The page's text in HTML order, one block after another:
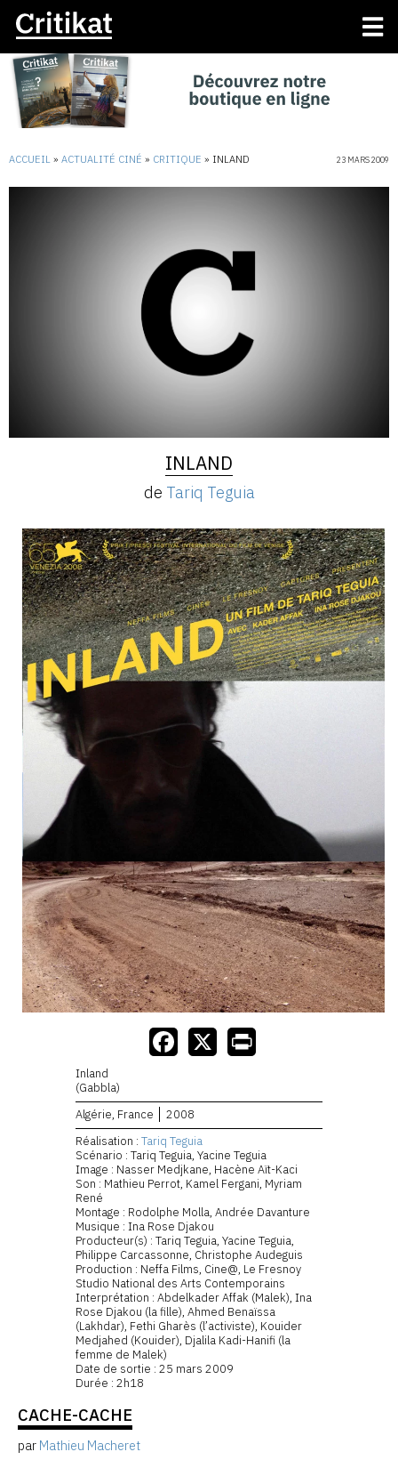
ACCUEIL » ACTUALITÉ CINÉ » CRITIQUE » INLAND 23 MARS 2009
INLAND
de Tariq Teguia
Inland
(Gabbla)
Algérie, France
2008
Réalisation : Tariq Teguia
Scénario : Tariq Teguia, Yacine Teguia
Image : Nasser Medjkane, Hacène Aït-Kaci
Son : Mathieu Perrot, Kamel Fergani, Myriam
René
Montage : Rodolphe Molla, Andrée Davanture
Musique : Ina Rose Djakou
Producteur(s) : Tariq Teguia, Yacine Teguia,
Philippe Carcassonne, Christophe Audeguis
Production : Neffa Films, Cine@, Le Fresnoy
Studio National des Arts Contemporains
Interprétation : Abdelkader Affak (Malek), Ina
Rose Djakou (la fille), Ahmed Benaïssa
(Lakhdar), Fethi Gharès (l’activiste), Kouider
Medjahed (Kouider), Djalila Kadi-Hanifi (la
femme de Malek)
Date de sortie : 25 mars 2009
Durée : 2h18
CACHE-CACHE
par Mathieu Macheret